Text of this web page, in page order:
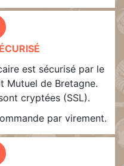
est sécurisé par le
Mutuel de Bretagne.
cryptées (SSL).
par virement.